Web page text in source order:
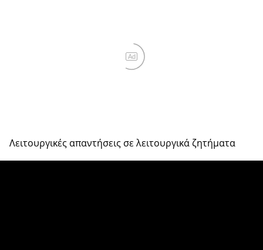
Ad
Λειτουργικές απαντήσεις σε λειτουργικά ζητήματα